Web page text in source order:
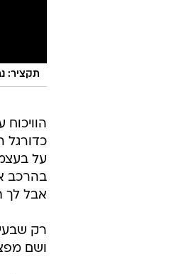
תקציר: נבחרת אנגליה
כדורגל
על
בהרכב
אבל לך תסביר לילד בן 20
רק
ושם